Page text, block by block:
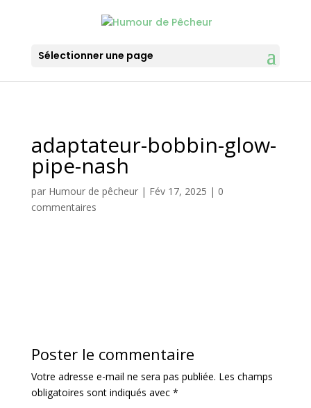
Sélectionner une page
adaptateur-bobbin-glow-
pipe-nash
par Humour de pêcheur| Fév 17, 2025 | 0
commentaires
Poster le commentaire
Votre adresse e-mail ne sera pas publiée. Les champs
obligatoires sont indiqués avec *